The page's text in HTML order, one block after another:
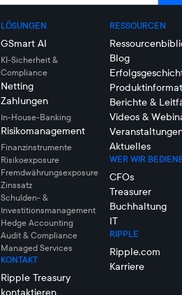
LÖSUNGEN
GSmart AI
KI-Sicherheit &
Compliance
Netting
Zahlungen
In-House-Banking
Risikomanagement
Finanzinstrumente
Risikoexposure
Fremdwährungsexposure
Zinssatz
Schulden- &
Investitionsmanagement
Hedge Accounting
Audit & Compliance
Managed Services
KONTAKT
Ripple Treasury
kontaktieren
RESSOURCEN
Blog
Berichte &
Videos &
Aktuelles
WER WIR
CFOs
Treasurer
Buchhaltung
IT
RIPPLE
Ripple.com
Karriere